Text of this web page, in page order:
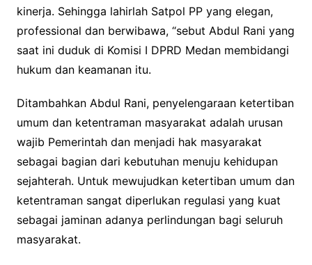
kinerja. Sehingga lahirlah Satpol PP yang elegan,
professional dan berwibawa, “sebut Abdul Rani yang
saat ini duduk di Komisi I DPRD Medan membidangi
hukum dan keamanan itu.
Ditambahkan Abdul Rani, penyelengaraan ketertiban
umum dan ketentraman masyarakat adalah urusan
wajib Pemerintah dan menjadi hak masyarakat
sebagai bagian dari kebutuhan menuju kehidupan
sejahterah. Untuk mewujudkan ketertiban umum dan
ketentraman sangat diperlukan regulasi yang kuat
sebagai jaminan adanya perlindungan bagi seluruh
masyarakat.